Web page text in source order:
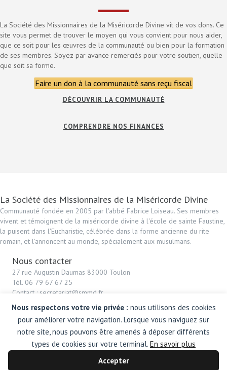
Nous respectons votre vie privée : nous utilisons des cookies
pour améliorer votre navigation. Lorsque vous naviguez sur
notre site, nous pouvons être amenés à déposer différents
types de cookies sur votre terminal. En savoir plus
Accepter
La Société des Missionnaires de la Miséricorde Divine vit de vos dons. Ce
site vous permet de trouver le moyen qui vous convient pour nous aider,
que ce soit pour les œuvres de la communauté ou bien pour la formation
de ses membres. Soyez par avance remerciés pour votre soutien, quelle
que soit sa forme.
Faire un don à la communauté sans reçu fiscal
DÉCOUVRIR LA COMMUNAUTÉ
COMPRENDRE NOS FINANCES
La Société des Missionnaires de la Miséricorde Divine
Communauté fondée en 2005 par l'abbé Fabrice Loiseau. Ses membres
vivent et témoignent de la miséricorde divine à l'école de sainte Faustine,
la puisent dans l'Eucharistie, célébrée dans la forme ancienne du rite
romain, et l'annoncent au monde, spécialement aux musulmans.
Nous contacter
27 rue Augustin Daumas 83000 Toulon
Tél. 06 79 67 67 25
Contact : secretariat@smmd.fr
© 2026 - Missionnaires de la Miséricorde Divine - Tous droits